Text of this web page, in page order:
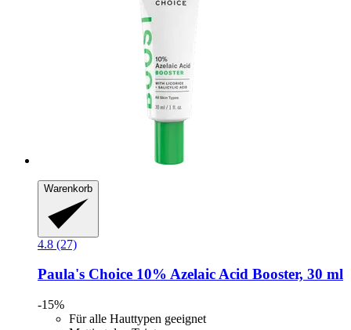
Warenkorb
4.8 (27)
Paula's Choice 10% Azelaic Acid Booster, 30 ml
-15%
Für alle Hauttypen geeignet